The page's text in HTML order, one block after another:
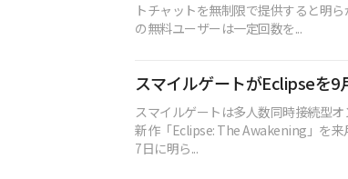
トチャットを無制限で提供すると明
の無料ユーザーは一定回数を...
スマイルゲートがEclipseを9
スマイルゲートは多人数同時接続型オ
新作「Eclipse: The Awakening」を来
7日に明ら...